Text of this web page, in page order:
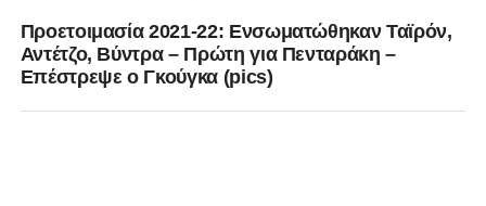
Προετοιμασία 2021-22: Ενσωματώθηκαν Ταϊρόν,
Αντέτζο, Βύντρα – Πρώτη για Πενταράκη –
Επέστρεψε ο Γκούγκα (pics)